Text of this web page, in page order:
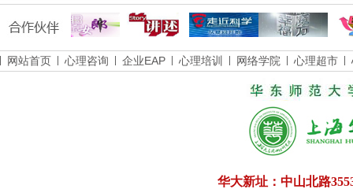
网站首页 心理咨询 企业EAP 心理培训 网络学院 心理超市
华大新址：中山北路